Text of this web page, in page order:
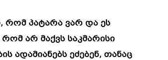
რომ პატარა ვარ და ეს
რომ არ მაქვს საკმარისი
ადამიანებს ეძებენ, თანაც